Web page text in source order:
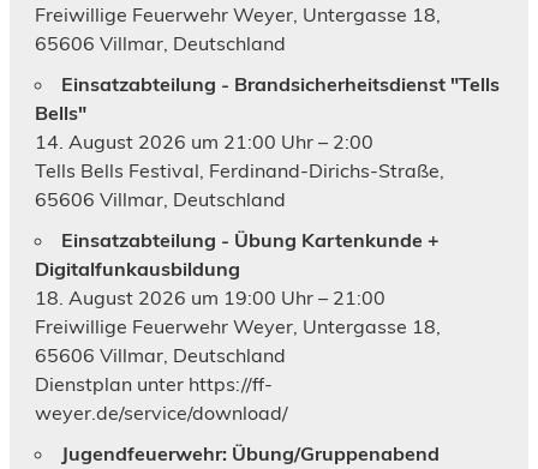
Freiwillige Feuerwehr Weyer, Untergasse 18,
65606 Villmar, Deutschland
Einsatzabteilung - Brandsicherheitsdienst "Tells
Bells"
14. August 2026 um 21:00 Uhr – 2:00
Tells Bells Festival, Ferdinand-Dirichs-Straße,
65606 Villmar, Deutschland
Einsatzabteilung - Übung Kartenkunde +
Digitalfunkausbildung
18. August 2026 um 19:00 Uhr – 21:00
Freiwillige Feuerwehr Weyer, Untergasse 18,
65606 Villmar, Deutschland
Dienstplan unter https://ff-
weyer.de/service/download/
Jugendfeuerwehr: Übung/Gruppenabend